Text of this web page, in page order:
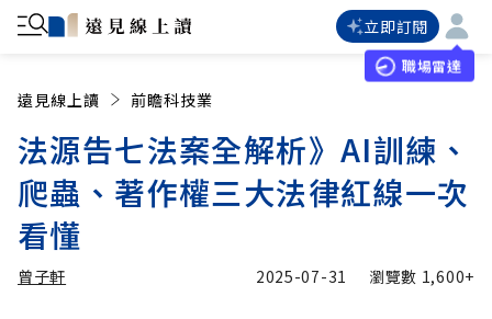
立即訂閱
職場雷達
遠見線上讀 前瞻科技業
法源告七法案全解析》AI訓練、
爬蟲、著作權三大法律紅線一次
看懂
曾子軒 2025-07-31 瀏覽數 1,600+